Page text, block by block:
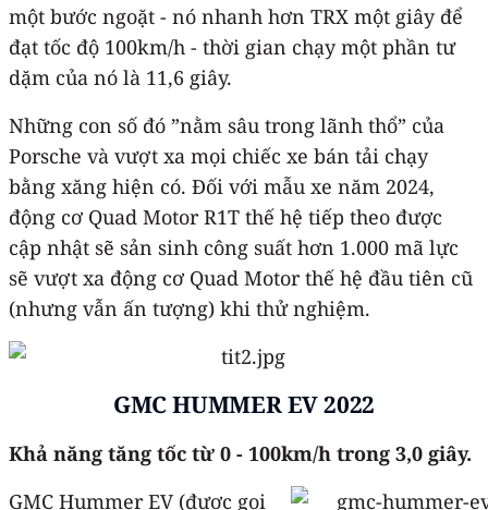
một bước ngoặt - nó nhanh hơn TRX một giây để
đạt tốc độ 100km/h - thời gian chạy một phần tư
dặm của nó là 11,6 giây.
Những con số đó ”nằm sâu trong lãnh thổ” của
Porsche và vượt xa mọi chiếc xe bán tải chạy
bằng xăng hiện có. Đối với mẫu xe năm 2024,
động cơ Quad Motor R1T thế hệ tiếp theo được
cập nhật sẽ sản sinh công suất hơn 1.000 mã lực
sẽ vượt xa động cơ Quad Motor thế hệ đầu tiên cũ
(nhưng vẫn ấn tượng) khi thử nghiệm.
GMC HUMMER EV 2022
Khả năng tăng tốc từ 0 - 100km/h trong 3,0 giây.
GMC Hummer EV (được gọi